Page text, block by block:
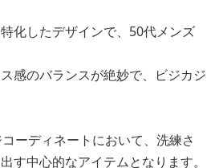
化したデザインで、50代メンズ
感のバランスが絶妙で、ビジカジ
ーディネートにおいて、洗練さ
す中心的なアイテムとなります。